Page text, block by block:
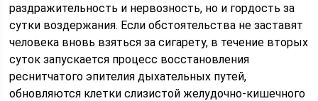
раздражительность и нервозность, но и гордость за
сутки воздержания. Если обстоятельства не заставят
человека вновь взяться за сигарету, в течение вторых
суток запускается процесс восстановления
реснитчатого эпителия дыхательных путей,
обновляются клетки слизистой желудочно-кишечного